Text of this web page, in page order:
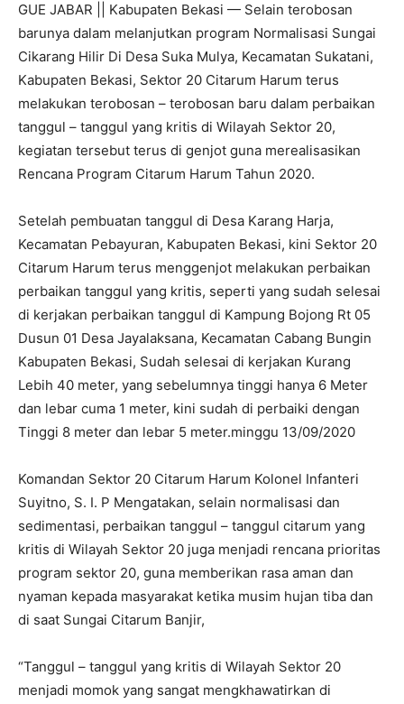
GUE JABAR || Kabupaten Bekasi — Selain terobosan
barunya dalam melanjutkan program Normalisasi Sungai
Cikarang Hilir Di Desa Suka Mulya, Kecamatan Sukatani,
Kabupaten Bekasi, Sektor 20 Citarum Harum terus
melakukan terobosan – terobosan baru dalam perbaikan
tanggul – tanggul yang kritis di Wilayah Sektor 20,
kegiatan tersebut terus di genjot guna merealisasikan
Rencana Program Citarum Harum Tahun 2020.
Setelah pembuatan tanggul di Desa Karang Harja,
Kecamatan Pebayuran, Kabupaten Bekasi, kini Sektor 20
Citarum Harum terus menggenjot melakukan perbaikan
perbaikan tanggul yang kritis, seperti yang sudah selesai
di kerjakan perbaikan tanggul di Kampung Bojong Rt 05
Dusun 01 Desa Jayalaksana, Kecamatan Cabang Bungin
Kabupaten Bekasi, Sudah selesai di kerjakan Kurang
Lebih 40 meter, yang sebelumnya tinggi hanya 6 Meter
dan lebar cuma 1 meter, kini sudah di perbaiki dengan
Tinggi 8 meter dan lebar 5 meter.minggu 13/09/2020
Komandan Sektor 20 Citarum Harum Kolonel Infanteri
Suyitno, S. I. P Mengatakan, selain normalisasi dan
sedimentasi, perbaikan tanggul – tanggul citarum yang
kritis di Wilayah Sektor 20 juga menjadi rencana prioritas
program sektor 20, guna memberikan rasa aman dan
nyaman kepada masyarakat ketika musim hujan tiba dan
di saat Sungai Citarum Banjir,
“Tanggul – tanggul yang kritis di Wilayah Sektor 20
menjadi momok yang sangat mengkhawatirkan di